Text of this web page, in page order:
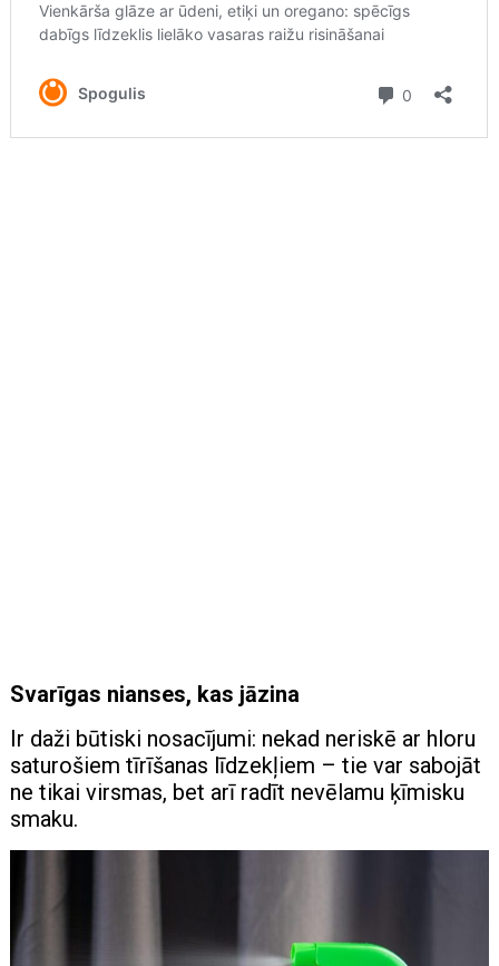
Svarīgas nianses, kas jāzina
Ir daži būtiski nosacījumi: nekad neriskē ar hloru
saturošiem tīrīšanas līdzekļiem – tie var sabojāt
ne tikai virsmas, bet arī radīt nevēlamu ķīmisku
smaku.